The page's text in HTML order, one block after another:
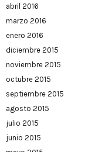
abril 2016
marzo 2016
enero 2016
diciembre 2015
noviembre 2015
octubre 2015
septiembre 2015
agosto 2015
julio 2015
junio 2015